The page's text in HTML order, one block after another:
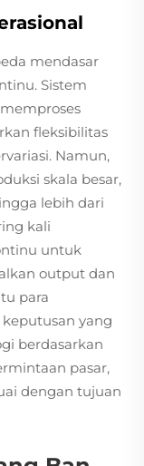
mendasar
Sistem
fleksibilitas
Namun,
skala besar,
lebih dari
kali
untuk
output dan
para
yang
berdasarkan
pasar,
dengan tujuan